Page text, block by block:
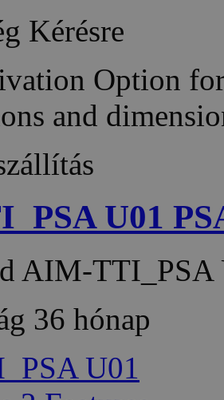
Kérésre
Option
and
U01
AIM-TTI_PSA
36 hónap